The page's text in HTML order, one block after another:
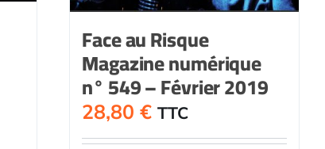
Face au Risque
Magazine numérique
n° 549 – Février 2019
28,80 € TTC